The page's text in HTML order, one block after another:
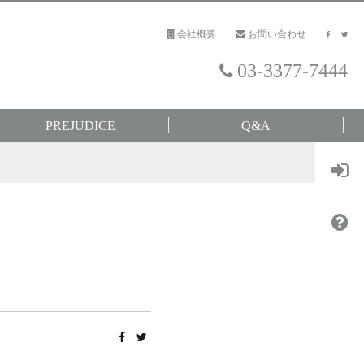
会社概要 お問い合わせ
03-3377-7444
PREJUDICE Q&A